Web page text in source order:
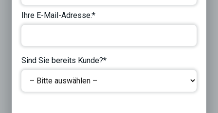
Ihre E-Mail-Adresse:*
Sind Sie bereits Kunde?*